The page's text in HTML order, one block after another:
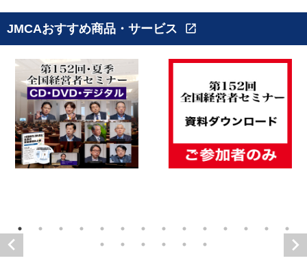
JMCAおすすめ商品・サービス open_in_new